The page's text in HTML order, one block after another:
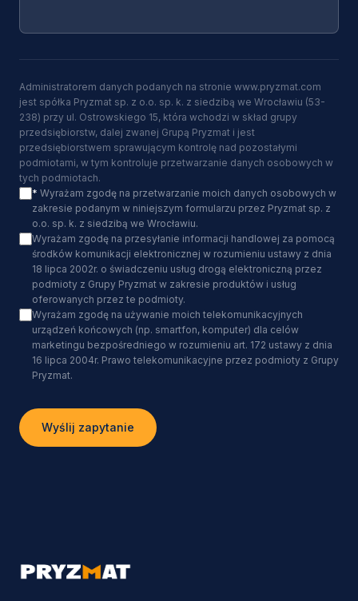
Administratorem danych podanych na stronie www.pryzmat.com
jest spółka Pryzmat sp. z o.o. sp. k. z siedzibą we Wrocławiu (53-
238) przy ul. Ostrowskiego 15, która wchodzi w skład grupy
przedsiębiorstw, dalej zwanej Grupą Pryzmat i jest
przedsiębiorstwem sprawującym kontrolę nad pozostałymi
podmiotami, w tym kontroluje przetwarzanie danych osobowych w
tych podmiotach.
* Wyrażam zgodę na przetwarzanie moich danych osobowych w
zakresie podanym w niniejszym formularzu przez Pryzmat sp. z
o.o. sp. k. z siedzibą we Wrocławiu.
Wyrażam zgodę na przesyłanie informacji handlowej za pomocą
środków komunikacji elektronicznej w rozumieniu ustawy z dnia
18 lipca 2002r. o świadczeniu usług drogą elektroniczną przez
podmioty z Grupy Pryzmat w zakresie produktów i usług
oferowanych przez te podmioty.
Wyrażam zgodę na używanie moich telekomunikacyjnych
urządzeń końcowych (np. smartfon, komputer) dla celów
marketingu bezpośredniego w rozumieniu art. 172 ustawy z dnia
16 lipca 2004r. Prawo telekomunikacyjne przez podmioty z Grupy
Pryzmat.
Wyślij zapytanie